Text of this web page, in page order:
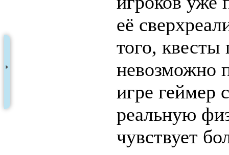
её
того, квесты
невозможно
игре геймер
реальную
чувствует